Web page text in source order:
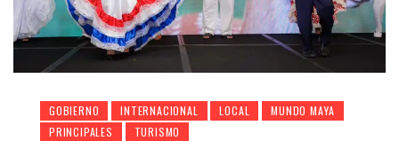
GOBIERNO INTERNACIONAL LOCAL
MUNDO MAYA
PRINCIPALES
TURISMO